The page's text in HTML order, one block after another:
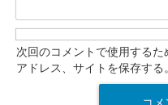
次回のコメントで使用する
アドレス、サイトを保存する。